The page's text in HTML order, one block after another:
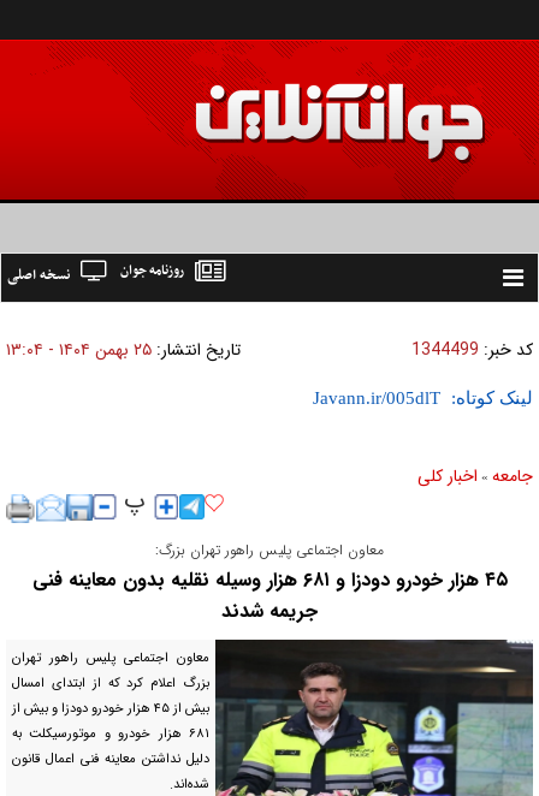
Toggle
نسخه اصلی روزنامه جوان
کد خبر: 1344499 تاریخ انتشار: ۲۵ بهمن ۱۴۰۴ - ۱۳:۰۴
لینک کوتاه:
جامعه » اخبار كلی
معاون اجتماعی پلیس راهور تهران بزرگ:
۴۵ هزار خودرو دودزا و ۶۸۱ هزار وسیله نقلیه بدون معاینه فنی
جریمه شدند
معاون اجتماعی پلیس راهور تهران
بزرگ اعلام کرد که از ابتدای امسال
بیش از ۴۵ هزار خودرو دودزا و بیش از
۶۸۱ هزار خودرو و موتورسیکلت به
دلیل نداشتن معاینه فنی اعمال قانون
شده‌اند.